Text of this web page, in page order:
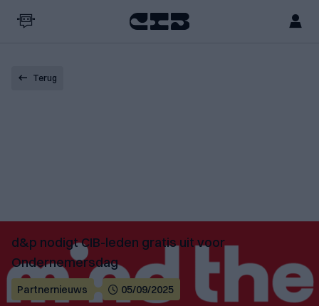
Terug
d&p nodigt CIB-leden gratis uit voor
Ondernemersdag
Partnernieuws 05/09/2025